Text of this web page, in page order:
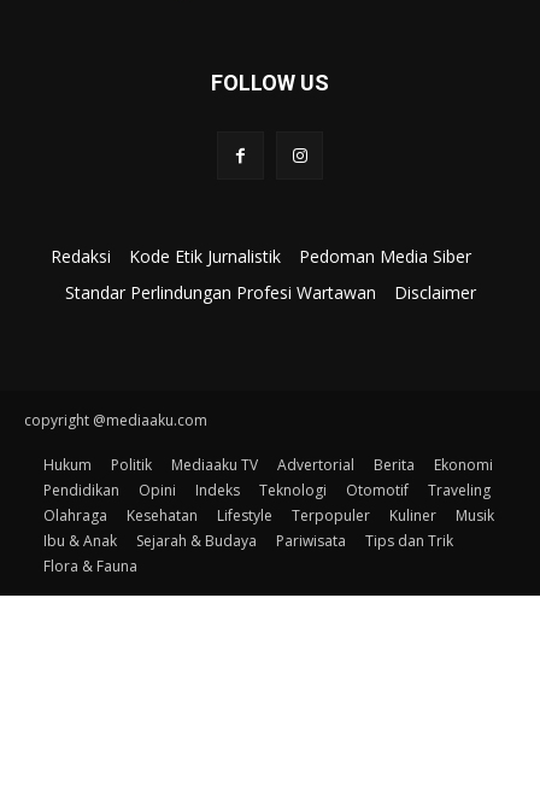
FOLLOW US
Redaksi Kode Etik Jurnalistik
Pedoman Media Siber
Standar Perlindungan Profesi Wartawan
Disclaimer
copyright @mediaaku.com
Hukum Politik Mediaaku TV Advertorial Berita
Ekonomi
Pendidikan
Opini Indeks Teknologi Otomotif
Traveling
Olahraga
Kesehatan Lifestyle Terpopuler Kuliner
Musik
Ibu & Anak
Sejarah & Budaya Pariwisata
Tips dan Trik
Flora & Fauna